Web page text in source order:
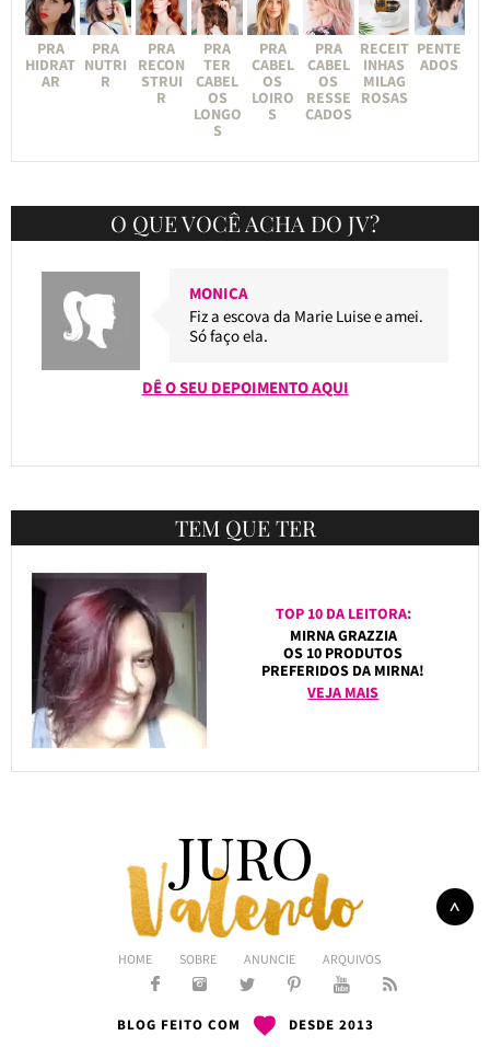
PRA
HIDRAT
AR
PRA
NUTRI
R
PRA
RECON
STRUI
R
PRA
TER
CABEL
OS
LONGO
S
PRA
CABEL
OS
LOIRO
S
PRA
CABEL
OS
RESSE
CADOS
RECEIT
INHAS
MILAG
ROSAS
PENTE
ADOS
O QUE VOCÊ ACHA DO JV?
MONICA
Fiz a escova da Marie Luise e amei.
Só faço ela.
DÊ O SEU DEPOIMENTO AQUI
TEM QUE TER
TOP 10 DA LEITORA:
MIRNA GRAZZIA
OS 10 PRODUTOS
PREFERIDOS DA MIRNA!
VEJA MAIS
HOME SOBRE ANUNCIE ARQUIVOS
BLOG FEITO COM DESDE 2013